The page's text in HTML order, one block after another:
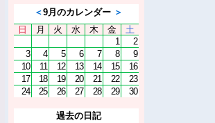
＜9月のカレンダー ＞
日
月 火 水 木 金
土
1
2
3
4 5 6 7 8
9
10
11 12 13 14 15
16
17
18 19 20 21 22
23
24
25 26 27 28 29 30
過去の日記